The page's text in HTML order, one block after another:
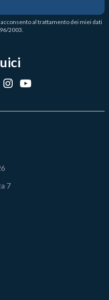
acconsento al trattamento dei miei dati
2003.
7